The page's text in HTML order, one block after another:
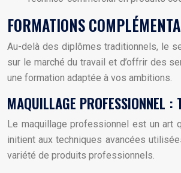
FORMATIONS
Au-delà des diplômes traditionnels, le
sur le marché du travail et d’offrir des
une formation adaptée à vos ambitions.
MAQUILLAGE PROFESSIONNEL :
Le maquillage professionnel est un art
initient aux techniques avancées
variété de produits professionnels.